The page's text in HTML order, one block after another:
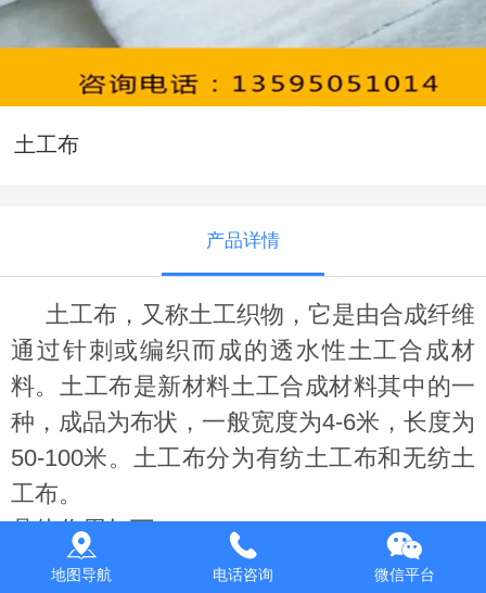
土工布
产品详情
土工布，又称土工织物，它是由合成纤维
通过针刺或编织而成的透水性土工合成材
料。土工布是新材料土工合成材料其中的一
种， 成品为布状，一般宽度为4-6米，长度为
50-100米。土工布分为有纺土工布和无纺土
工布。
具体作用如下：
1：隔离
地图导航 电话咨询 微信平台